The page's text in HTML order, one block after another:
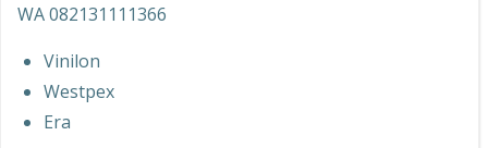
WA 082131111366
Vinilon
Westpex
Era